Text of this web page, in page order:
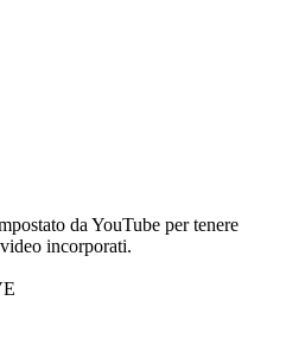
da YouTube per tenere
incorporati.